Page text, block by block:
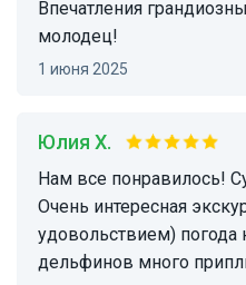
Впечатления
молодец!
1 июня 2025
Юлия Х.
Нам все понравилось! Супер, дети в восторге.
Очень интересная
удовольствием)
дельфинов много